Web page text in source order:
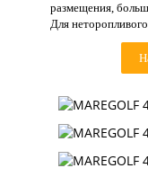
Как купить
Контакты
размещения,
Для